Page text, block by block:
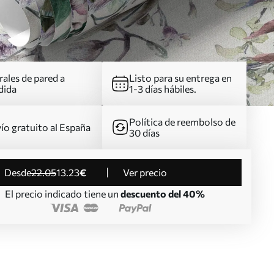
de pared a
Listo para su entrega en
1-3 días hábiles.
gratuito al España
Política de reembolso de
30 días
desde22.0513.23€
Ver precio
El precio indicado tiene un descuento del 40%